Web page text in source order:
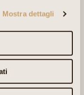
Mostra dettagli